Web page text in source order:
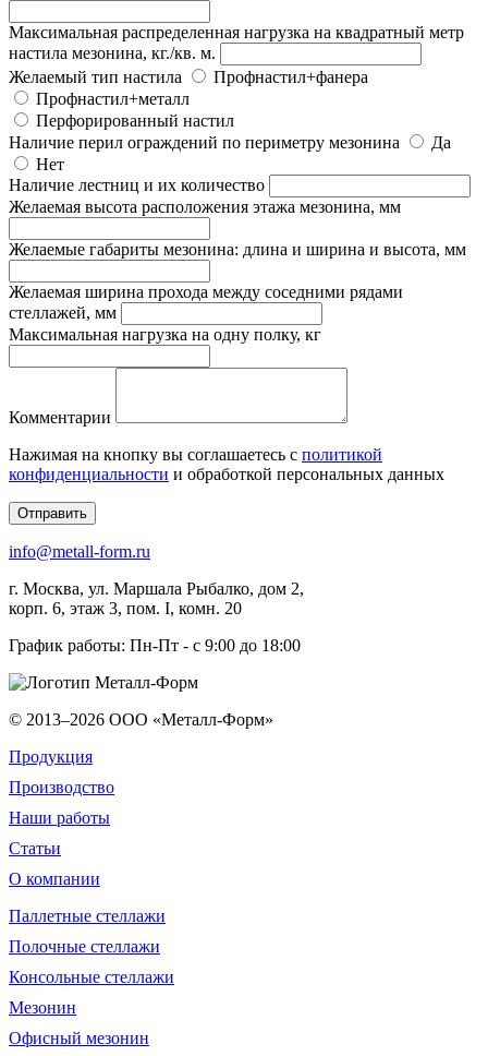
Максимальная распределенная нагрузка на квадратный метр
настила мезонина, кг./кв. м.
Желаемый тип настила
Профнастил+фанера
Профнастил+металл
Перфорированный настил
Наличие перил ограждений по периметру мезонина
Да
Нет
Наличие лестниц и их количество
Желаемая высота расположения этажа мезонина, мм
Желаемые габариты мезонина: длина и ширина и высота, мм
Желаемая ширина прохода между соседними рядами
стеллажей, мм
Максимальная нагрузка на одну полку, кг
Комментарии
Нажимая на кнопку вы соглашаетесь с политикой
конфиденциальности и обработкой персональных данных
Отправить
info@metall-form.ru
г. Москва, ул. Маршала Рыбалко, дом 2,
корп. 6, этаж 3, пом. I, комн. 20
График работы: Пн-Пт - с 9:00 до 18:00
© 2013–2026 ООО «Металл-Форм»
Продукция
Производство
Наши работы
Статьи
О компании
Паллетные стеллажи
Полочные стеллажи
Консольные стеллажи
Мезонин
Офисный мезонин